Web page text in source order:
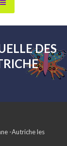
DES
-Autriche les